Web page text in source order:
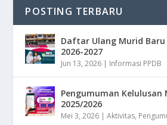
POSTING TERBARU
Daftar Ulang Murid
2026-2027
Jun 13, 2026 | Informasi PPDB
Pengumuman Kelulusan
2025/2026
Mei 3, 2026 |Aktivitas,